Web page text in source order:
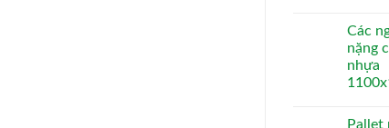
Các
nặng
nhựa
Pallet